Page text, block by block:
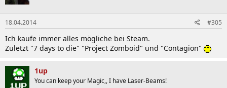
18.04.2014 #305
Ich kaufe immer alles mögliche bei Steam.
Zuletzt "7 days to die" "Project Zomboid" und "Contagion"
1up
You can keep your Magic,, I have Laser-Beams!